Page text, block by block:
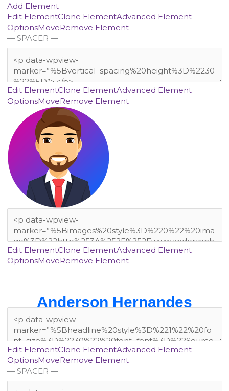
Add Element
Edit ElementClone ElementAdvanced Element
OptionsMoveRemove Element
— SPACER —
Edit ElementClone ElementAdvanced Element
OptionsMoveRemove Element
Edit ElementClone ElementAdvanced Element
OptionsMoveRemove Element
Anderson Hernandes
Edit ElementClone ElementAdvanced Element
OptionsMoveRemove Element
— SPACER —